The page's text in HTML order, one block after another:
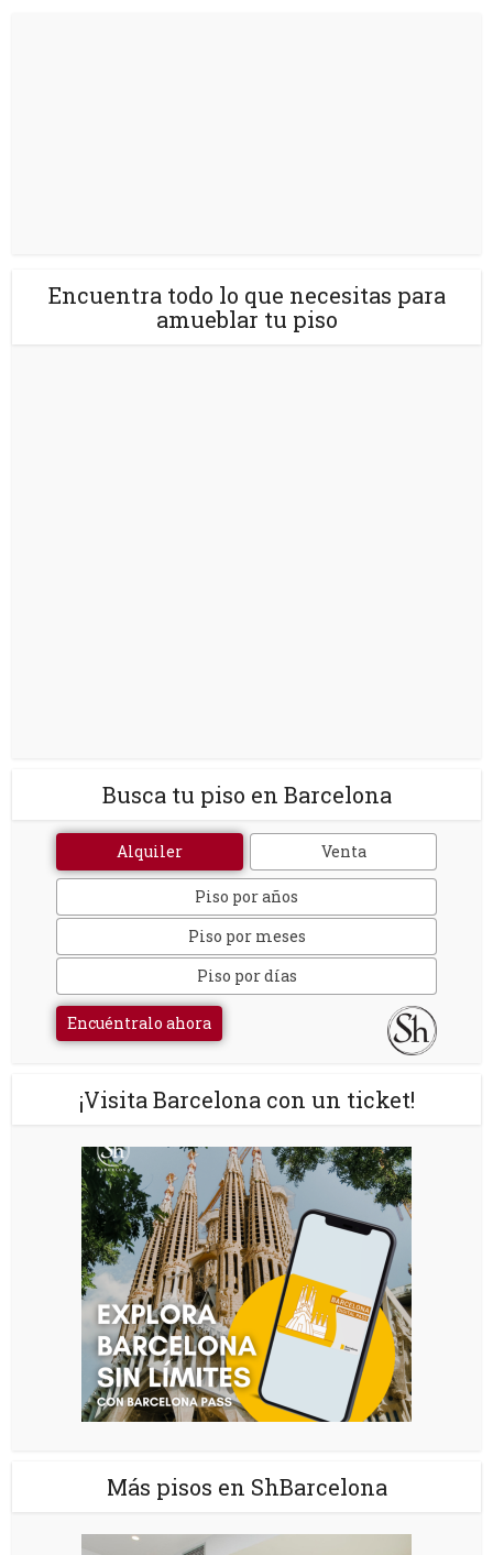
Encuentra todo lo que necesitas para
amueblar tu piso
Busca tu piso en Barcelona
Alquiler Venta
Piso por años
Piso por meses
Piso por días
Encuéntralo ahora
¡Visita Barcelona con un ticket!
Más pisos en ShBarcelona